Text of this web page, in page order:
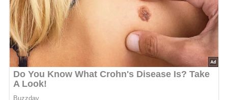
Zucker zufügen, die Fleischbrühe oder den mit Brühe
versetzten Bratsaft zugießen.
Auf kleiner Flamme 8 bis 10 Minuten dünsten und
dann 5 Minuten ohne Feuer gar ziehen lassen.
Mit der süßen oder sauren Sahne noch etwas
erwärmen, nach Belieben mit etwas Zitronensaft
abschmecken und mit gewiegtem Dill oder Petersilie